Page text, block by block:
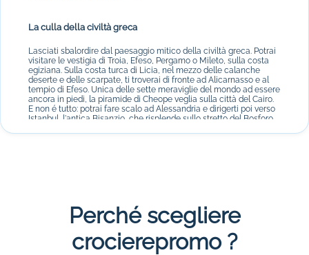
La culla della civiltà greca
Lasciati sbalordire dal paesaggio mitico della civiltà greca. Potrai
visitare le vestigia di Troia, Efeso, Pergamo o Mileto, sulla costa
egiziana. Sulla costa turca di Licia, nel mezzo delle calanche
deserte e delle scarpate, ti troverai di fronte ad Alicarnasso e al
tempio di Efeso. Unica delle sette meraviglie del mondo ad essere
ancora in piedi, la piramide di Cheope veglia sulla città del Cairo.
E non é tutto: potrai fare scalo ad Alessandria e dirigerti poi verso
Istanbul, l'antica Bisanzio, che risplende sullo stretto del Bosforo,
Perché scegliere
crocierepromo ?